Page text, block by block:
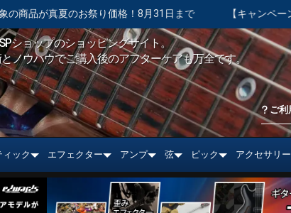
のお祭り価格！8月31日まで 【キャンペーン実施中】シ
ショップのショッピングサイト。
ノウハウでご購入後のアフターケアも万全です。
ご利
ィック エフェクター アンプ 弦 ピック アクセサリー